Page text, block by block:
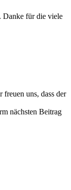
Danke für die viele
uns, dass der
nächsten Beitrag